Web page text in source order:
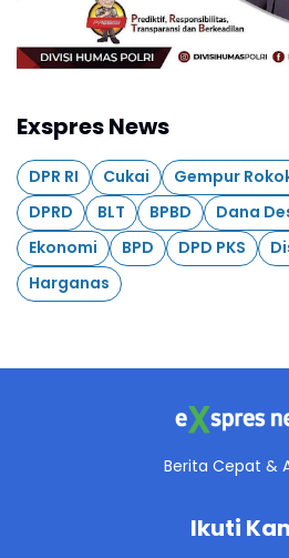
Exspres News
DPR RI Cukai Gempur
DPRD
BLT BPBD Dana
Ekonomi
BPD DPD PKS
Harganas
Berita Cepat &
Ikuti